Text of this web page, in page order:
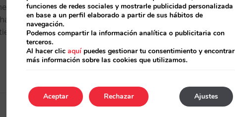
y cada vez ofrecen
Desde Mirai
online para
funciones de redes sociales y mostrarle publicidad personalizada
en base a un perfil elaborado a partir de sus hábitos de
navegación.
Podemos compartir la información analítica o publicitaria con
terceros.
Al hacer clic aquípuedes gestionar tu consentimiento y encontrar
más información sobre las cookies que utilizamos.
Aceptar Ajustes
Rechazar